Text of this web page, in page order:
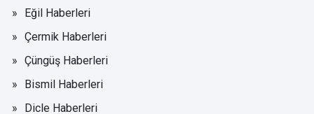
Eğil Haberleri
Çermik Haberleri
Çüngüş Haberleri
Bismil Haberleri
Dicle Haberleri